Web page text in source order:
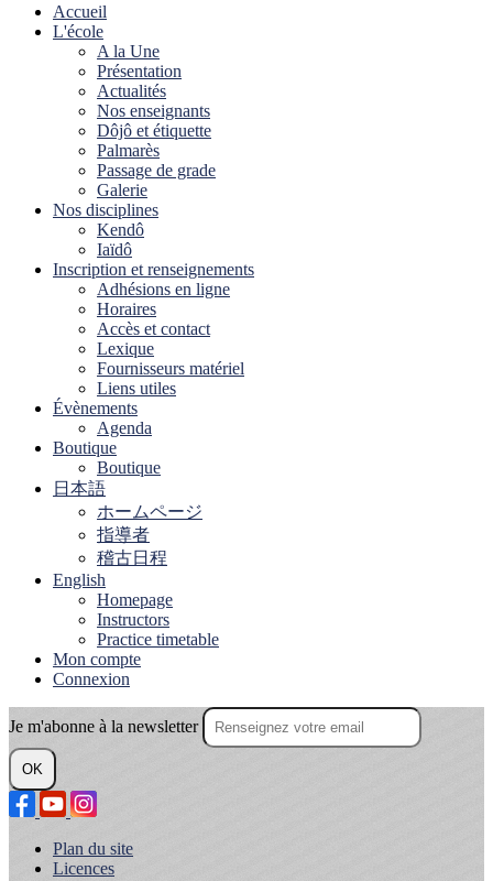
Accueil
L'école
A la Une
Présentation
Actualités
Nos enseignants
Dôjô et étiquette
Palmarès
Passage de grade
Galerie
Nos disciplines
Kendô
Iaïdô
Inscription et renseignements
Adhésions en ligne
Horaires
Accès et contact
Lexique
Fournisseurs matériel
Liens utiles
Évènements
Agenda
Boutique
Boutique
日本語
ホームページ
指導者
稽古日程
English
Homepage
Instructors
Practice timetable
Mon compte
Connexion
Je m'abonne à la newsletter
OK
Plan du site
Licences